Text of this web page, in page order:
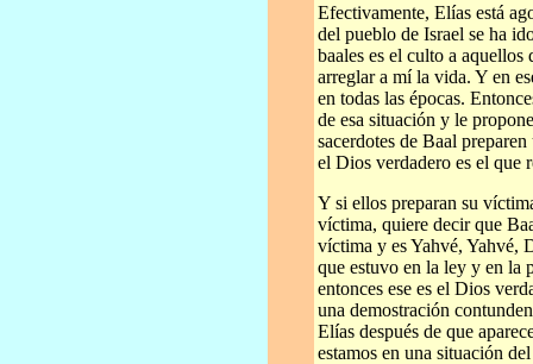
Efectivamente, Elías está
del pueblo de Israel se ha
baales es el culto a aquellos
arreglar a mí la vida. Y en
en todas las épocas.
de esa situación y le
sacerdotes de Baal
el Dios verdadero es el que
Y si ellos preparan su
víctima, quiere decir que
víctima y es Yahvé, Yahvé,
que estuvo en la ley y en la
entonces ese es el Dios
una demostración
Elías después de que
estamos en una situación